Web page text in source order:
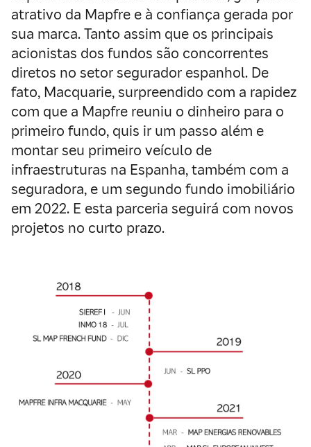
atrativo da Mapfre e à confiança gerada por
sua marca. Tanto assim que os principais
acionistas dos fundos são concorrentes
diretos no setor segurador espanhol. De
fato, Macquarie, surpreendido com a rapidez
com que a Mapfre reuniu o dinheiro para o
primeiro fundo, quis ir um passo além e
montar seu primeiro veículo de
infraestruturas na Espanha, também com a
seguradora, e um segundo fundo imobiliário
em 2022. E esta parceria seguirá com novos
projetos no curto prazo.